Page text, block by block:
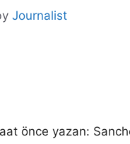
Journalist
önce yazan: